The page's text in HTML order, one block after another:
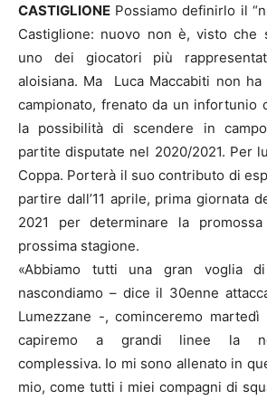
CASTIGLIONE Possiamo definirlo il
Castiglione: nuovo non è, visto che
uno dei giocatori più
aloisiana. Ma Luca Maccabiti non
campionato, frenato da un infortunio
la possibilità di scendere in
partite disputate nel 2020/2021. Per
Coppa. Porterà il suo contributo di
partire dall’11 aprile, prima giornata
2021 per determinare la
prossima stagione.
«Abbiamo tutti una gran voglia
nascondiamo – dice il 30enne
Lumezzane -, cominceremo
capiremo a grandi linee la
complessiva. Io mi sono allenato in
mio, come tutti i miei compagni di